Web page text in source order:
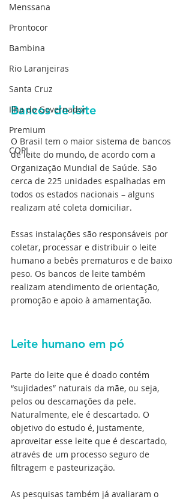
Menssana
Prontocor
Bambina
Rio Laranjeiras
Santa Cruz
Ilha do Governador
Premium
COPI
Bancos de leite
O Brasil tem o maior sistema de bancos
de leite do mundo, de acordo com a
Organização Mundial de Saúde. São
cerca de 225 unidades espalhadas em
todos os estados nacionais – alguns
realizam até coleta domiciliar.
Essas instalações são responsáveis por
coletar, processar e distribuir o leite
humano a bebês prematuros e de baixo
peso. Os bancos de leite também
realizam atendimento de orientação,
promoção e apoio à amamentação.
Leite humano em pó
Parte do leite que é doado contém
“sujidades” naturais da mãe, ou seja,
pelos ou descamações da pele.
Naturalmente, ele é descartado. O
objetivo do estudo é, justamente,
aproveitar esse leite que é descartado,
através de um processo seguro de
filtragem e pasteurização.
As pesquisas também já avaliaram o